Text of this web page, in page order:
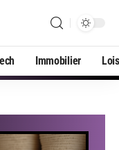
Immobilier